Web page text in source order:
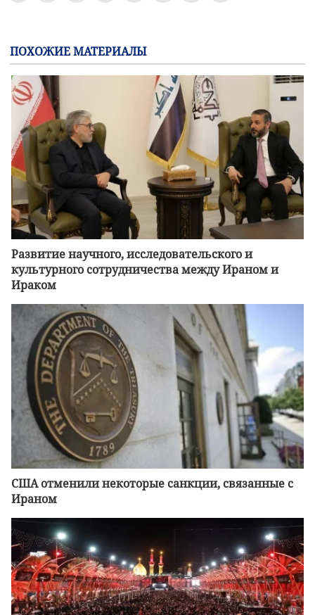
ПОХОЖИЕ МАТЕРИАЛЫ
Развитие научного, исследовательского и
культурного сотрудничества между Ираном и
Ираком
CША отменили некоторые санкции, связанные с
Ираном